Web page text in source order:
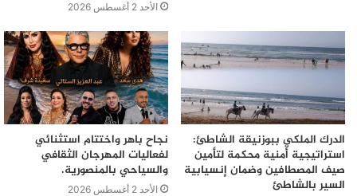
الأحد 2 أغسطس 2026
الدرك الملكي ببوزنيقة الشاطئ:
استراتيجية أمنية محكمة لتأمين
صيف المصطافين وضمان إنسيابية
السير بالشاطئ
نجاح باهر واختتام استثنائي
لفعاليات المهرجان الثقافي
والسياحي بالمنصورية.
الأحد 2 أغسطس 2026